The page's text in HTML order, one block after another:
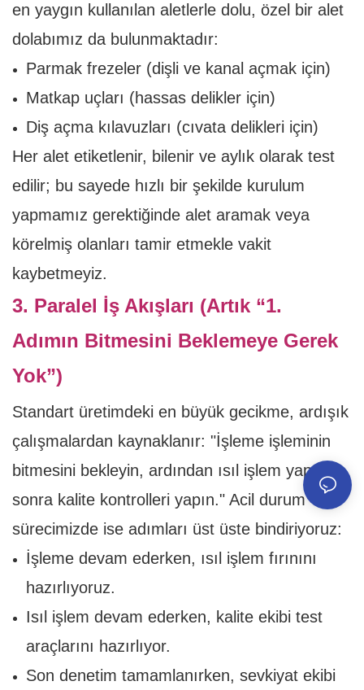
en yaygın kullanılan aletlerle dolu, özel bir alet
dolabımız da bulunmaktadır:
Parmak frezeler (dişli ve kanal açmak için)
Matkap uçları (hassas delikler için)
Diş açma kılavuzları (cıvata delikleri için)
Her alet etiketlenir, bilenir ve aylık olarak test
edilir; bu sayede hızlı bir şekilde kurulum
yapmamız gerektiğinde alet aramak veya
körelmiş olanları tamir etmekle vakit
kaybetmeyiz.
3. Paralel İş Akışları (Artık “1.
Adımın Bitmesini Beklemeye Gerek
Yok”)
Standart üretimdeki en büyük gecikme, ardışık
çalışmalardan kaynaklanır: "İşleme işleminin
bitmesini bekleyin, ardından ısıl işlem yapın,
sonra kalite kontrolleri yapın." Acil durum
sürecimizde ise adımları üst üste bindiriyoruz:
İşleme devam ederken, ısıl işlem fırınını
hazırlıyoruz.
Isıl işlem devam ederken, kalite ekibi test
araçlarını hazırlıyor.
Son denetim tamamlanırken, sevkiyat ekibi